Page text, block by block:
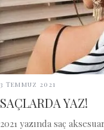
3 Temmuz 2021
SAÇLARDA YAZ!
2021 yazında saç